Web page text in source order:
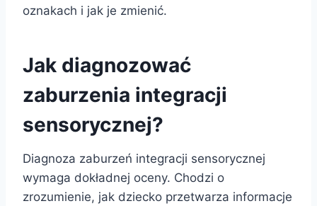
oznakach i jak je zmienić.
Jak diagnozować
zaburzenia integracji
sensorycznej?
Diagnoza zaburzeń integracji sensorycznej
wymaga dokładnej oceny. Chodzi o
zrozumienie, jak dziecko przetwarza informacje